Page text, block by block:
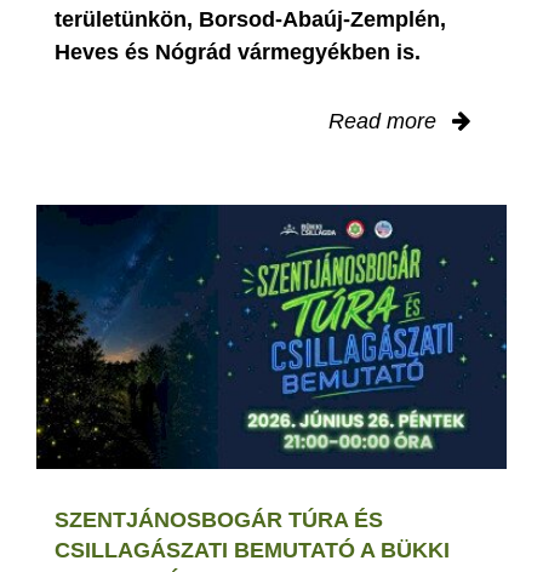
területünkön, Borsod-Abaúj-Zemplén,
Heves és Nógrád vármegyékben is.
Read more
SZENTJÁNOSBOGÁR TÚRA ÉS
CSILLAGÁSZATI BEMUTATÓ A BÜKKI